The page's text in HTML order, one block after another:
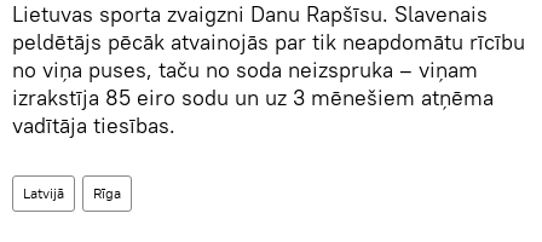
Lietuvas sporta zvaigzni Danu Rapšīsu. Slavenais
peldētājs pēcāk atvainojās par tik neapdomātu rīcību
no viņa puses, taču no soda neizspruka – viņam
izrakstīja 85 eiro sodu un uz 3 mēnešiem atņēma
vadītāja tiesības.
Latvijā Rīga